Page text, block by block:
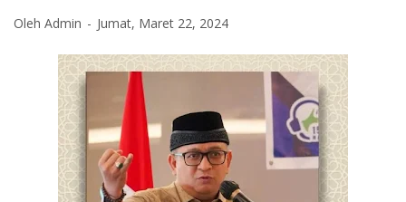
Oleh Admin Jumat, Maret 22, 2024